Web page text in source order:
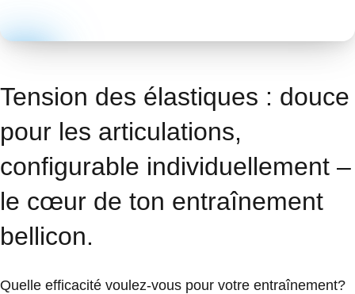
Tension des élastiques : douce
pour les articulations,
configurable individuellement –
le cœur de ton entraînement
bellicon.
Quelle efficacité voulez-vous pour votre entraînement?